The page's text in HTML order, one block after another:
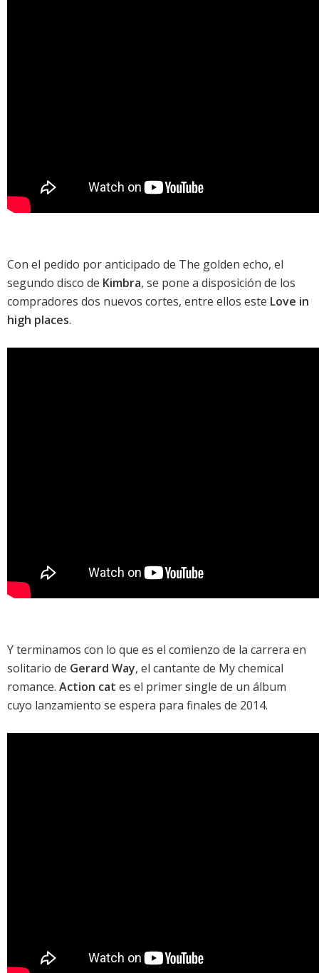
Con el pedido por anticipado de The golden echo, el
segundo disco de Kimbra, se pone a disposición de los
compradores dos nuevos cortes, entre ellos este Love in
high places.
Y terminamos con lo que es el comienzo de la carrera en
solitario de Gerard Way, el cantante de My chemical
romance. Action cat es el primer single de un álbum
cuyo lanzamiento se espera para finales de 2014.